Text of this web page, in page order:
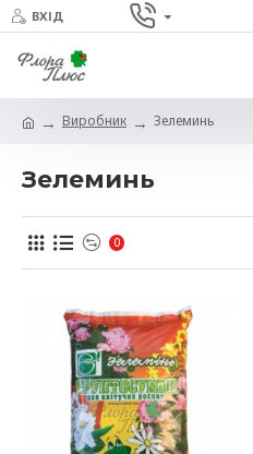
ВХІД
Виробник Зелеминь
Зелеминь
0